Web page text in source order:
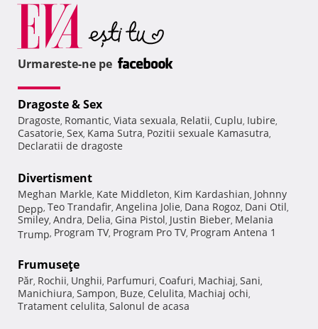
Urmareste-ne pe
Dragoste & Sex
Dragoste, Romantic, Viata sexuala, Relatii, Cuplu, Iubire,
Casatorie, Sex, Kama Sutra, Pozitii sexuale Kamasutra,
Declaratii de dragoste
Divertisment
Meghan Markle, Kate Middleton, Kim Kardashian, Johnny
Depp, Teo Trandafir, Angelina Jolie, Dana Rogoz, Dani Otil,
Smiley, Andra, Delia, Gina Pistol, Justin Bieber, Melania
Trump, Program TV, Program Pro TV, Program Antena 1
Frumuseţe
Păr, Rochii, Unghii, Parfumuri, Coafuri, Machiaj, Sani,
Manichiura, Sampon, Buze, Celulita, Machiaj ochi,
Tratament celulita, Salonul de acasa